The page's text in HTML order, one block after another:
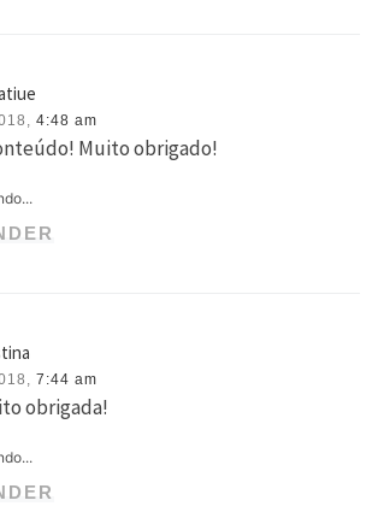
4:48 am
Muito obrigado!
7:44 am
obrigada!